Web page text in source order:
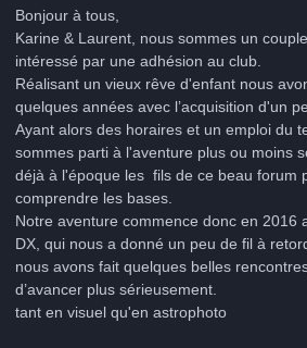
Bonjour à tous,
Karine & Laurent, nous sommes un
intéressé par une adhésion au club.
Réalisant un vieux rêve d'enfant nous
quelques années avec l’acquisition d'un
Ayant alors des horaires et un emploi du
sommes parti à l'aventure plus ou moins
déjà à l'époque les fils de ce beau forum
comprendre les bases.
Notre aventure commence donc en 2016
DX, qui nous a donné un peu de fil à
nous avons fait quelques belles
d’avancer plus sérieusement.
tant en visuel qu'en astrophoto